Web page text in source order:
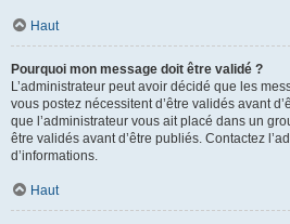
Haut
Pourquoi mon message doit être validé ?
L’administrateur peut avoir décidé que les
vous postez nécessitent d’être validés avant
que l’administrateur vous ait placé dans un
être validés avant d’être publiés. Contactez
d’informations.
Haut